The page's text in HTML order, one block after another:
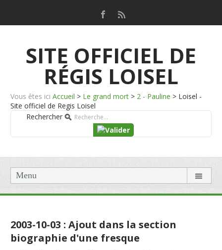
SITE OFFICIEL DE
RÉGIS LOISEL
Vous êtes ici Accueil > Le grand mort > 2 - Pauline > Loisel -
Site officiel de Regis Loisel
Rechercher
Menu
2003-10-03 : Ajout dans la section
biographie d'une fresque